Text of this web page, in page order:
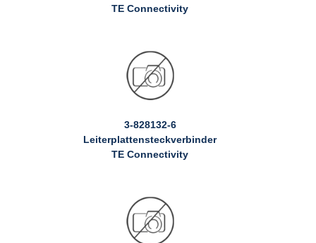
TE Connectivity
3-828132-6
Leiterplattensteckverbinder
TE Connectivity